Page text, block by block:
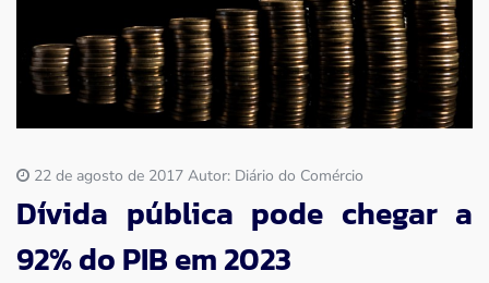
Imprensa
Contato
22 de agosto de 2017 Autor: Diário do Comércio
Dívida pública pode chegar a
92% do PIB em 2023